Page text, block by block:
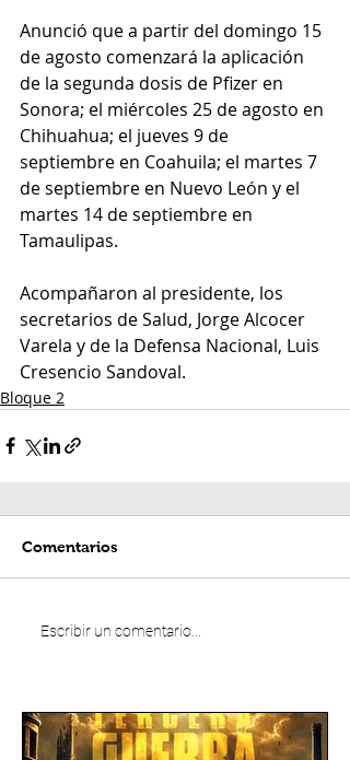
Anunció que a partir del domingo 15
de agosto comenzará la aplicación
de la segunda dosis de Pfizer en
Sonora; el miércoles 25 de agosto en
Chihuahua; el jueves 9 de
septiembre en Coahuila; el martes 7
de septiembre en Nuevo León y el
martes 14 de septiembre en
Tamaulipas.
Acompañaron al presidente, los
secretarios de Salud, Jorge Alcocer
Varela y de la Defensa Nacional, Luis
Cresencio Sandoval.
Bloque 2
Comentarios
Escribir un comentario...